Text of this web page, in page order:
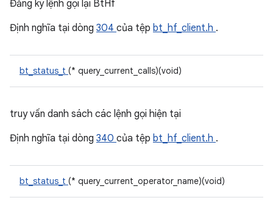
Đăng ký lệnh gọi lại BtHf
Định nghĩa tại dòng 304 của tệp bt_hf_client.h .
bt_status_t (* query_current_calls)(void)
truy vấn danh sách các lệnh gọi hiện tại
Định nghĩa tại dòng 340 của tệp bt_hf_client.h .
bt_status_t (* query_current_operator_name)(void)